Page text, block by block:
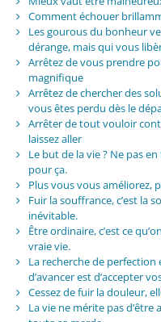
Comment échouer
Les gourous du bonheur
dérange, mais qui vous
Arrêtez de vous prendre
magnifique
Arrêtez de chercher des
vous êtes perdu dès le
Arrêter de tout vouloir
laissez aller
Le but de la vie ? Ne pas
pour ça.
Plus vous vous améliorez,
Fuir la souffrance, c’est la
inévitable.
Être ordinaire, c’est ce
vraie vie.
La recherche de perfection
d’avancer est d’accepter
Cessez de fuir la douleur,
La vie ne mérite pas d’être